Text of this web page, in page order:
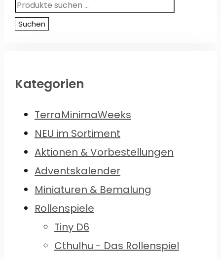
Suchen
nach:
Suchen
Kategorien
TerraMinimaWeeks
NEU im Sortiment
Aktionen & Vorbestellungen
Adventskalender
Miniaturen & Bemalung
Rollenspiele
Tiny D6
Cthulhu - Das Rollenspiel